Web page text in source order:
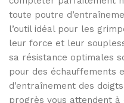
toute poutre
l’outil idéal pour les
leur force et leur
sa résistance optimales
pour des échauffements
d’entraînement des
progrès vous attendent à